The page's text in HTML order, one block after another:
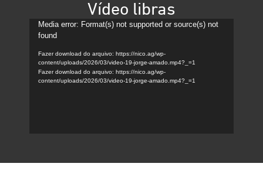
Vídeo libras
Tocador
de
vídeo
Media error: Format(s) not supported or source(s) not
found
Fazer download do arquivo: https://nico.ag/wp-
content/uploads/2026/03/video-19-jorge-amado.mp4?_=1
Fazer download do arquivo: https://nico.ag/wp-
content/uploads/2026/03/video-19-jorge-amado.mp4?_=1